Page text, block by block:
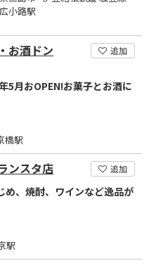
小路駅
お酒ドン
追加
5月おOPEN!お菓子とお酒に
橋駅
ンスタ店 追加
め、焼酎、ワインなど逸品が
駅